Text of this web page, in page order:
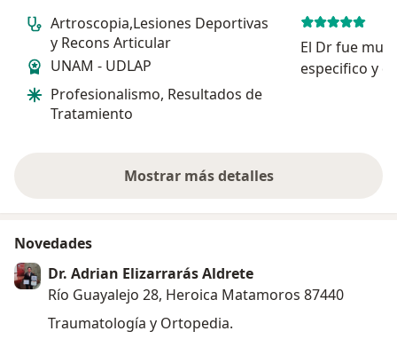
Artroscopia,Lesiones Deportivas
y Recons Articular
UNAM - UDLAP
Profesionalismo, Resultados de
Tratamiento
El Dr fue muy
especifico y
Mostrar más detalles
sobre la experiencia
Novedades
Dr. Adrian Elizarrarás Aldrete
Río Guayalejo 28, Heroica Matamoros 87440
Traumatología y Ortopedia.